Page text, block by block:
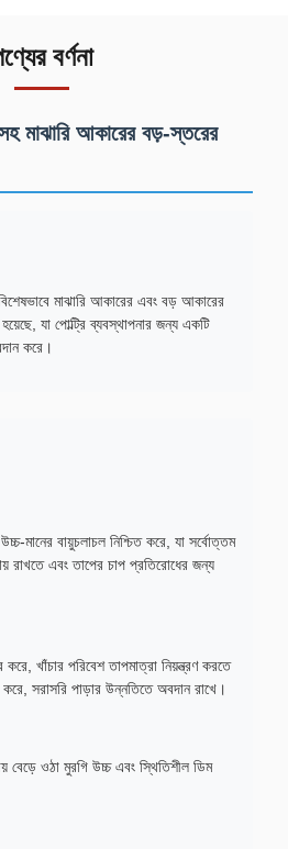
বর্ণনা
মাঝারি আকারের বড়-স্তরের
মাঝারি আকারের এবং বড় আকারের
যা পোল্ট্রি ব্যবস্থাপনার জন্য একটি
করে।
মানের বায়ুচলাচল নিশ্চিত করে, যা সর্বোত্তম
রাখতে এবং তাপের চাপ প্রতিরোধের জন্য
করে, খাঁচার পরিবেশ তাপমাত্রা নিয়ন্ত্রণ করতে
সরাসরি পাড়ার উন্নতিতে অবদান রাখে।
বেড়ে ওঠা মুরগি উচ্চ এবং স্থিতিশীল ডিম